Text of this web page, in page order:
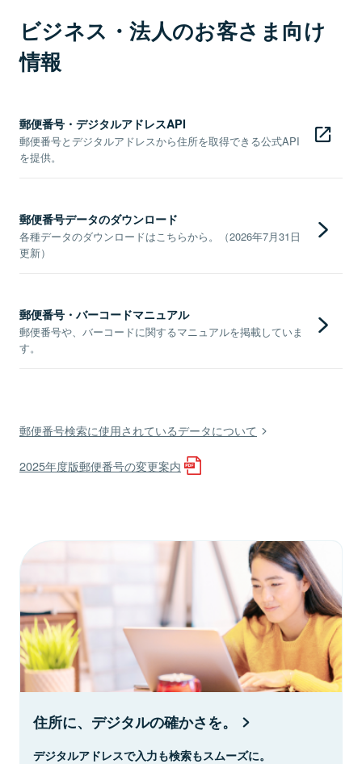
ビジネス・法人のお客さま向け
情報
郵便番号・デジタルアドレスAPI
郵便番号とデジタルアドレスから住所を取得できる公式API
を提供。
郵便番号データのダウンロード
各種データのダウンロードはこちらから。（2026年7月31日
更新）
郵便番号・バーコードマニュアル
郵便番号や、バーコードに関するマニュアルを掲載していま
す。
郵便番号検索に使用されているデータについて
2025年度版郵便番号の変更案内
住所に、デジタルの確かさを。
デジタルアドレスで入力も検索もスムーズに。